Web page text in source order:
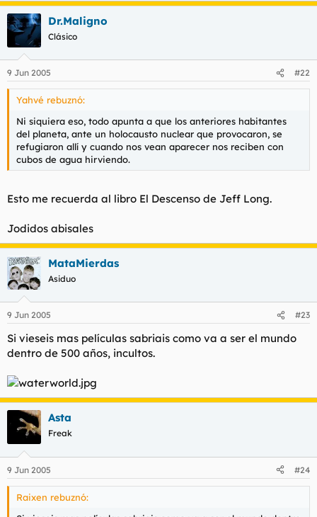
Dr.Maligno
Clásico
9 Jun 2005 #22
Yahvé rebuznó:
Ni siquiera eso, todo apunta a que los anteriores habitantes
del planeta, ante un holocausto nuclear que provocaron, se
refugiaron allí y cuando nos vean aparecer nos reciben con
cubos de agua hirviendo.
Esto me recuerda al libro El Descenso de Jeff Long.
Jodidos abisales
MataMierdas
Asiduo
9 Jun 2005 #23
Si vieseis mas películas sabriais como va a ser el mundo
dentro de 500 años, incultos.
Asta
Freak
9 Jun 2005 #24
Raixen rebuznó: